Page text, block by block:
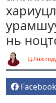
нь
Facebook